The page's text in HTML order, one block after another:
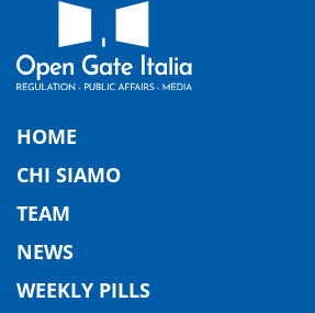
HOME
CHI SIAMO
TEAM
NEWS
WEEKLY PILLS